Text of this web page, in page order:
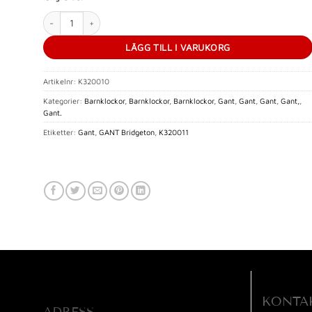
GANT Campus 32 MM mängd
LÄGG TILL I VARUKORG
Artikelnr: K320010
Kategorier: Barnklockor, Barnklockor, Barnklockor, Gant Gant Gant Gant,
Gant.
Etiketter: Gant GANT Bridgeton K320011